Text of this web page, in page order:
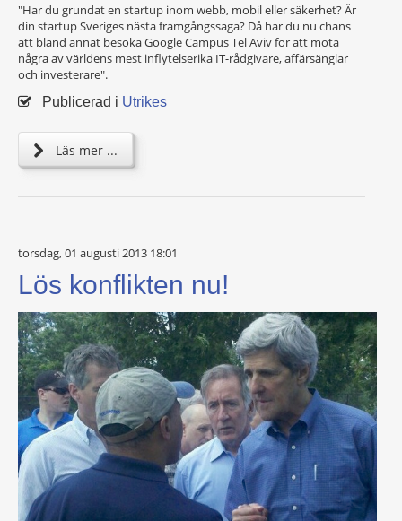
"Har du grundat en startup inom webb, mobil eller säkerhet? Är
din startup Sveriges nästa framgångssaga? Då har du nu chans
att bland annat besöka Google Campus Tel Aviv för att möta
några av världens mest inflytelserika IT-rådgivare, affärsänglar
och investerare".
Publicerad i Utrikes
Läs mer ...
torsdag, 01 augusti 2013 18:01
Lös konflikten nu!